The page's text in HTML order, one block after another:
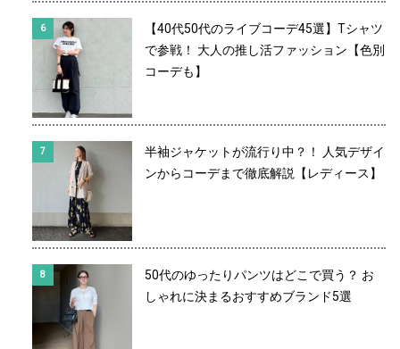
【40代50代のライブコーデ45選】Tシャツ
で参戦！ 大人の推し活ファッション【色別
コーデも】
半袖ジャケットが流行り中？！ 人気デザイ
ンからコーデまで徹底解説【レディース】
50代のゆったりパンツはどこで買う？ お
しゃれに決まるおすすめブランド5選